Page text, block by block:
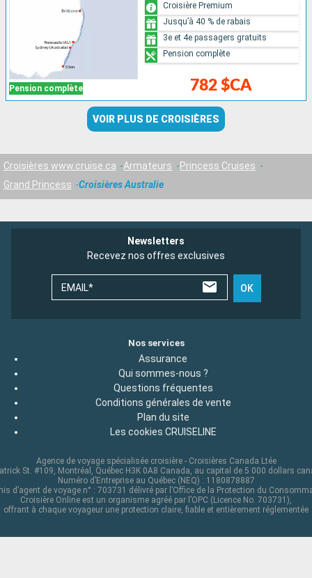
Pension complète 782 $CA
Croisière Premium
Jusqu’à 40 % de rabais
3e et 4e passagers gratuits
Pension complète
VOIR PLUS DE CROISIÈRES
Croisières www.cruise.ca Armateurs
Princess Cruises
Grand Princess
Croisières Australie
Newsletters
Recevez nos offres exclusives
EMAIL* OK
Nos services
Assurance
Qui sommes-nous ?
Questions fréquentes
Conditions générales de vente
Plan du site
Les cookies CRUISELINE
Agence de voyage spécialisée croisière - Croisières Canada Ltée
St. #109, Montréal, Québec H3K 0A8 Canada, au capital de 5 000 dollars
Numéro d’Entreprise au Québec (NEQ) : 1180878887
d’agent de voyage n° : 703731 délivré par l’Office de la Protection du
Croisière Online est un organisme agréé par l’OPC (Licence No. 703731),
offrant à chaque voyageur une protection claire, fiable et entièrement réglementée